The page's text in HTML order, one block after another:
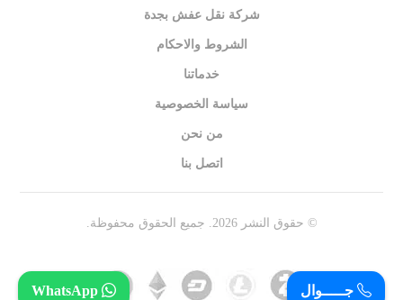
شركة نقل عفش بجدة
الشروط والاحكام
خدماتنا
سياسة الخصوصية
من نحن
اتصل بنا
© حقوق النشر 2026. جميع الحقوق محفوظة.
جـــــوال